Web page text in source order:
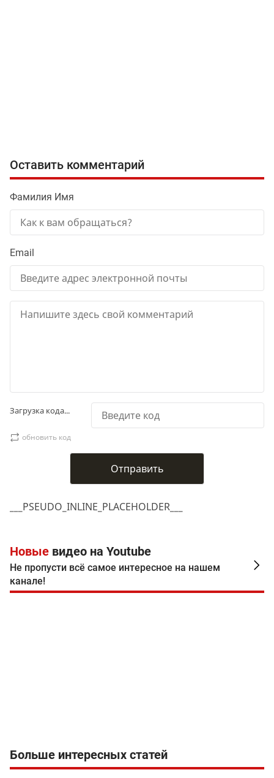
___PSEUDO_INLINE_PLACEHOLDER___
Оставить комментарий
Фамилия Имя
Email
Загрузка кода...
обновить код
Новые видео на Youtube
Не пропусти всё самое интересное на нашем
канале!
Больше интересных статей